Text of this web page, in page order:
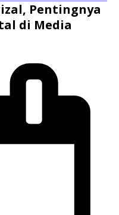
Pentingnya
di Media